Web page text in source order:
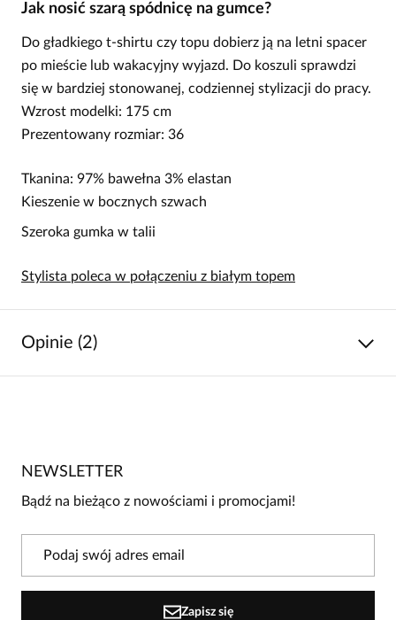
Jak nosić szarą spódnicę na gumce?
Do gładkiego t-shirtu czy topu dobierz ją na letni spacer
po mieście lub wakacyjny wyjazd. Do koszuli sprawdzi
się w bardziej stonowanej, codziennej stylizacji do pracy.
Wzrost modelki: 175 cm
Prezentowany rozmiar: 36
Tkanina: 97% bawełna 3% elastan
Kieszenie w bocznych szwach
Szeroka gumka w talii
Stylista poleca w połączeniu z białym topem
Opinie (2)
4
3
1
0
NEWSLETTER
Bądź na bieżąco z nowościami i promocjami!
Zapisz się